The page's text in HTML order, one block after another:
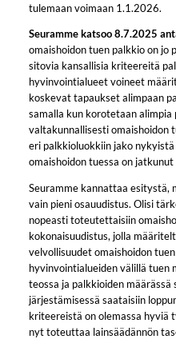
tulemaan voimaan 1.1.2026.
Seuramme katsoo 8.7.2025
omaishoidon tuen palkkio on jo
sitovia kansallisia kriteereitä
hyvinvointialueet voineet
koskevat tapaukset alimpaan
samalla kun korotetaan
valtakunnallisesti omaishoidon
eri palkkioluokkiin jako
omaishoidon tuessa on
Seuramme kannattaa esitystä,
vain pieni osauudistus. Olisi
nopeasti toteutettaisiin
kokonaisuudistus, jolla
velvollisuudet omaishoidon
hyvinvointialueiden välillä tuen
teossa ja palkkioiden määrässä
järjestämisessä saataisiin
kriteereistä on olemassa
nyt toteuttaa lainsäädännön